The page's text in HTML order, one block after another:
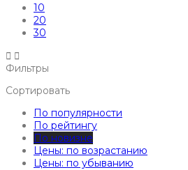
10
20
30
Фильтры
Сортировать
По популярности
По рейтингу
По новизне
Цены: по возрастанию
Цены: по убыванию